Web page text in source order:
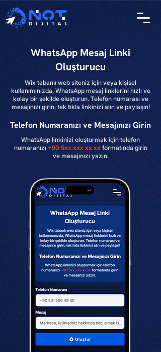
WhatsApp Mesaj Linki
Oluşturucu
Wix tabanlı web siteniz için veya kişisel
kullanımınızda, WhatsApp mesaj linklerini hızlı ve
kolay bir şekilde oluşturun. Telefon numarası ve
mesajınızı girin, tek tıkla linkinizi alın ve paylaşın!
Telefon Numaranızı ve Mesajınızı Girin
WhatsApp linkinizi oluşturmak için telefon
numaranızı +90 5xx xxx xx xx formatında girin
ve mesajınızı yazın.